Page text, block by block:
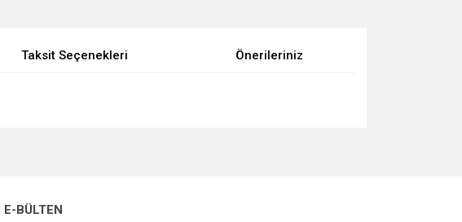
Taksit Seçenekleri Önerileriniz
E-BÜLTEN